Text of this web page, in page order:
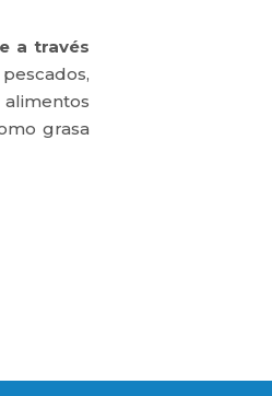
a través
grasa